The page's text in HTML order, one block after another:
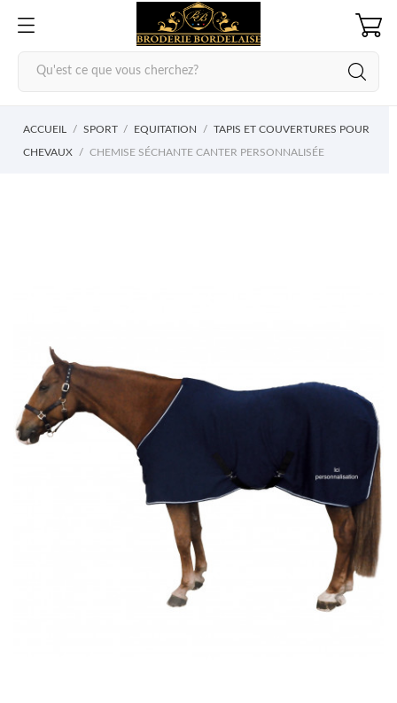
ACCUEIL SPORT EQUITATION TAPIS ET COUVERTURES POUR
CHEVAUX CHEMISE SÉCHANTE CANTER PERSONNALISÉE